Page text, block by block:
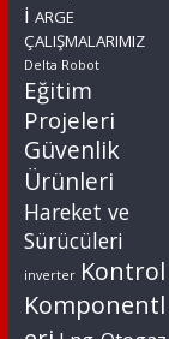
i ARGE
ÇALIŞMALARIMIZ
Delta Robot
Eğitim
Projeleri
Güvenlik
Ürünleri
Hareket ve
Sürücüleri
inverter Kontrol
Komponentl